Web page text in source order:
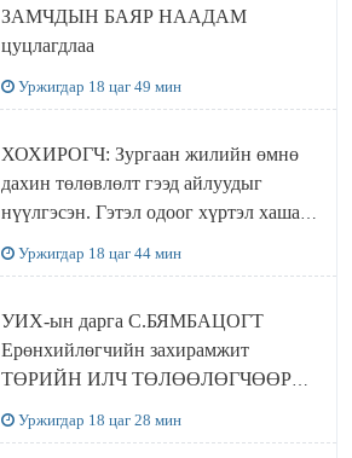
ЗАМЧДЫН БАЯР НААДАМ
цуцлагдлаа
Уржигдар 18 цаг 49 мин
ХОХИРОГЧ: Зургаан жилийн өмнө
дахин төлөвлөлт гээд айлуудыг
нүүлгэсэн. Гэтэл одоог хүртэл хашаа
Уржигдар 18 цаг 44 мин
УИХ-ын дарга С.БЯМБАЦОГТ
Ерөнхийлөгчийн захирамжит
ТӨРИЙН ИЛЧ ТӨЛӨӨЛӨГЧӨӨР
Уржигдар 18 цаг 28 мин